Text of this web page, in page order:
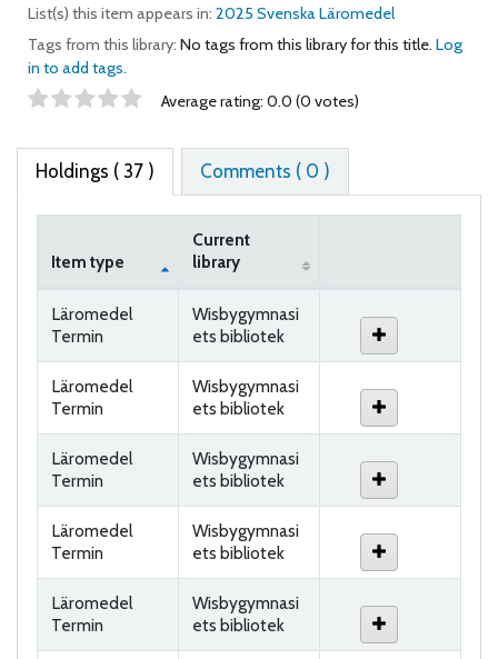
List(s) this item appears in: 2025 Svenska Läromedel
Tags from this library: No tags from this library for this title. Log
in to add tags.
Star ratings Average rating: 0.0 (0 votes)
Holdings ( 37 ) Comments ( 0 )
Item type
Current
library
Läromedel
Termin
Wisbygymnasi
ets bibliotek
Läromedel
Termin
Wisbygymnasi
ets bibliotek
Läromedel
Termin
Wisbygymnasi
ets bibliotek
Läromedel
Termin
Wisbygymnasi
ets bibliotek
Läromedel
Termin
Wisbygymnasi
ets bibliotek